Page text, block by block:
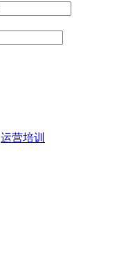
运营培训